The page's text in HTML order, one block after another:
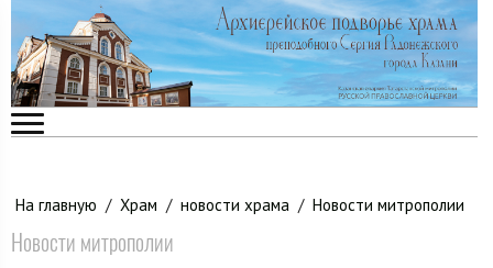
На главную / Храм / новости храма / Новости митрополии
Новости митрополии